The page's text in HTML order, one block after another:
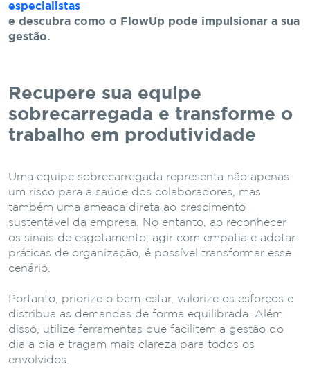
especialistas
e descubra como o FlowUp pode impulsionar a sua
gestão.
Recupere sua equipe
sobrecarregada e transforme o
trabalho em produtividade
Uma equipe sobrecarregada representa não apenas
um risco para a saúde dos colaboradores, mas
também uma ameaça direta ao crescimento
sustentável da empresa. No entanto, ao reconhecer
os sinais de esgotamento, agir com empatia e adotar
práticas de organização, é possível transformar esse
cenário.
Portanto, priorize o bem-estar, valorize os esforços e
distribua as demandas de forma equilibrada. Além
disso, utilize ferramentas que facilitem a gestão do
dia a dia e tragam mais clareza para todos os
envolvidos.